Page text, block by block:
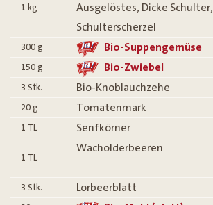
1 kg
Ausgelöstes, Dicke Schulter,
Schulterscherzel
300 g Bio-Suppengemüse
150 g Bio-Zwiebel
3 Stk. Bio-Knoblauchzehe
20 g Tomatenmark
1 TL Senfkörner
1 TL
Wacholderbeeren
3 Stk. Lorbeerblatt